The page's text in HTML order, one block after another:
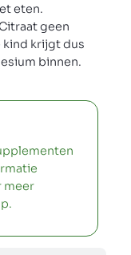
eten.
geen
kind krijgt dus
binnen.
meer